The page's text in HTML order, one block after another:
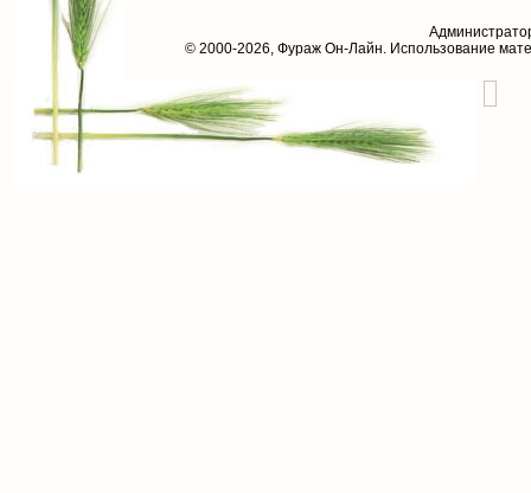
© 2000-2026, Фураж Он-Лайн. Использование